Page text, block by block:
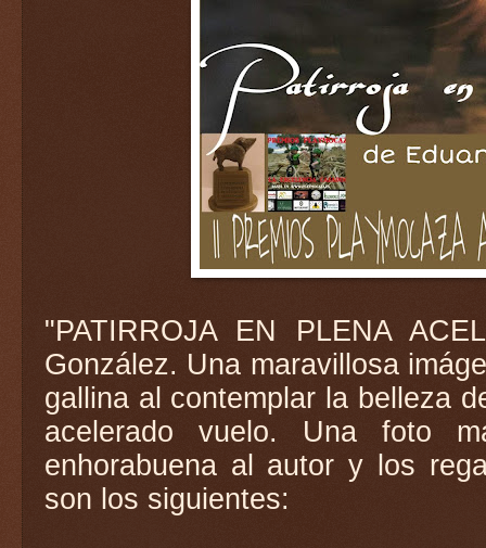
"PATIRROJA EN PLENA
González. Una maravillosa
gallina al contemplar la belleza
acelerado vuelo. Una foto
enhorabuena al autor y los
son los siguientes: